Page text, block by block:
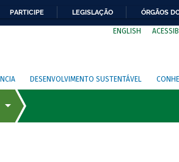
PARTICIPE LEGISLAÇÃO ÓRGÃOS
ENGLISH
DESENVOLVIMENTO SUSTENTÁVEL